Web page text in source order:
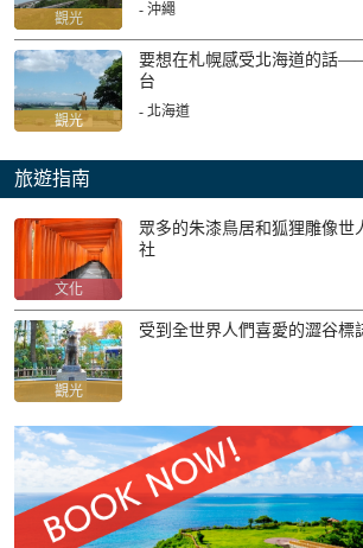
觀光
- 沖繩
觀光
要想在札幌感受北海道的話
台
- 北海道
旅遊指南
文化
眾多的朱漆鳥居和狐狸雕像世
社
觀光
受到全世界人們喜愛的澀谷標